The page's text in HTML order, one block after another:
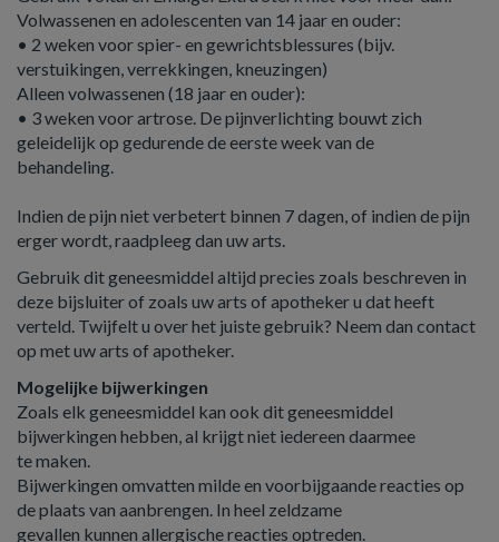
Volwassenen en adolescenten van 14 jaar en ouder:
• 2 weken voor spier- en gewrichtsblessures (bijv.
verstuikingen, verrekkingen, kneuzingen)
Alleen volwassenen (18 jaar en ouder):
• 3 weken voor artrose. De pijnverlichting bouwt zich
geleidelijk op gedurende de eerste week van de
behandeling.
Indien de pijn niet verbetert binnen 7 dagen, of indien de pijn
erger wordt, raadpleeg dan uw arts.
Gebruik dit geneesmiddel altijd precies zoals beschreven in
deze bijsluiter of zoals uw arts of apotheker u dat heeft
verteld. Twijfelt u over het juiste gebruik? Neem dan contact
op met uw arts of apotheker.
Mogelijke bijwerkingen
Zoals elk geneesmiddel kan ook dit geneesmiddel
bijwerkingen hebben, al krijgt niet iedereen daarmee
te maken.
Bijwerkingen omvatten milde en voorbijgaande reacties op
de plaats van aanbrengen. In heel zeldzame
gevallen kunnen allergische reacties optreden.